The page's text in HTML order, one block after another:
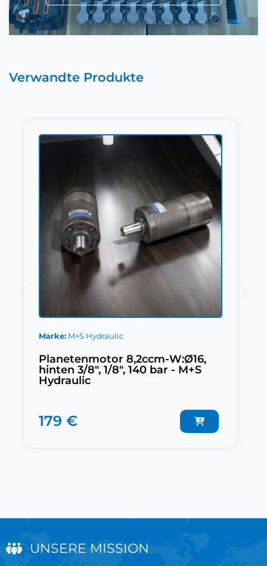
Verwandte Produkte
Marke M+S Hydraulic
Planetenmotor 8,2ccm-W:Ø16,
hinten 3/8", 1/8", 140 bar - M+S
Hydraulic
179 €
UNSERE MISSION